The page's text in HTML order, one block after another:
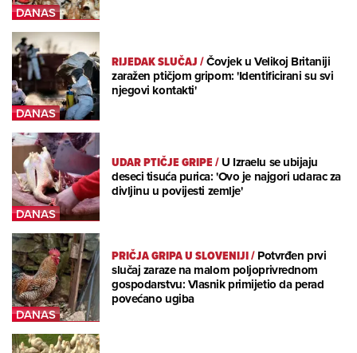
RIJEDAK SLUČAJ/Čovjek u Velikoj Britaniji
zaražen ptičjom gripom: 'Identificirani su svi
njegovi kontakti'
UDAR PTIČJE GRIPE/U Izraelu se ubijaju
deseci tisuća purica: 'Ovo je najgori udarac za
divljinu u povijesti zemlje'
PRIČJA GRIPA U SLOVENIJI/Potvrđen prvi
slučaj zaraze na malom poljoprivrednom
gospodarstvu: Vlasnik primijetio da perad
povećano ugiba